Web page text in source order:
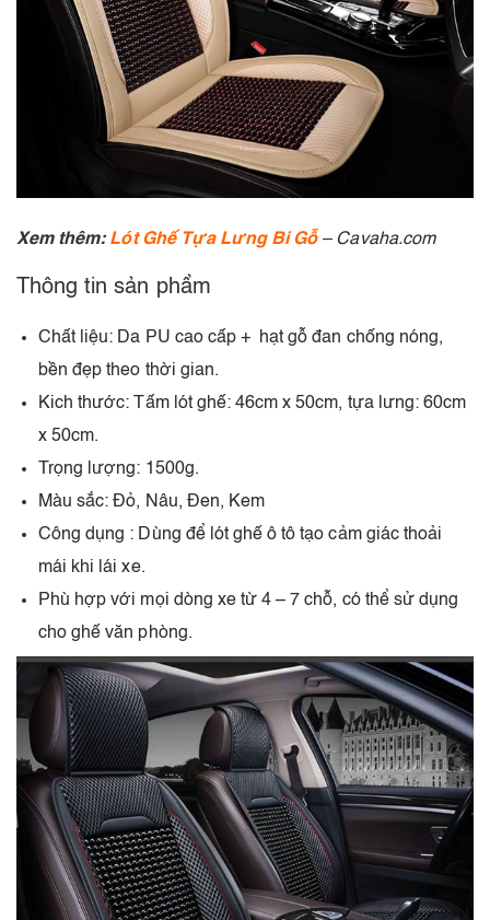
Xem thêm: Lót Ghế Tựa Lưng Bi Gỗ– Cavaha.com
Thông tin sản phẩm
Chất liệu: Da PU cao cấp + hạt gỗ đan chống nóng,
bền đẹp theo thời gian.
Kich thước: Tấm lót ghế: 46cm x 50cm, tựa lưng: 60cm
x 50cm.
Trọng lượng: 1500g.
Màu sắc: Đỏ, Nâu, Đen, Kem
Công dụng : Dùng để lót ghế ô tô tạo cảm giác thoải
mái khi lái xe.
Phù hợp với mọi dòng xe từ 4 – 7 chỗ, có thể sử dụng
cho ghế văn phòng.